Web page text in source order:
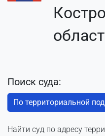
Поиск суда:
По территориальной
Найти суд по адресу